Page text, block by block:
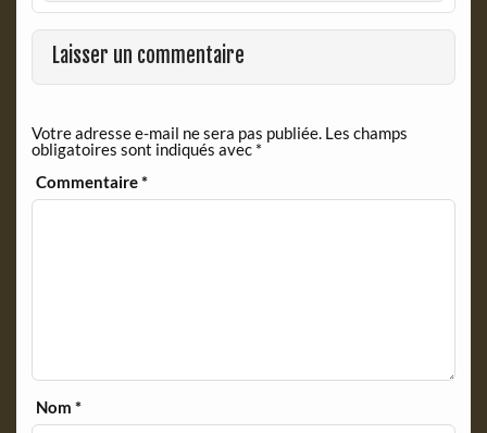
o
o
k
F
r
e
d
l
y
Laisser un commentaire
Votre adresse e-mail ne sera pas publiée. Les champs
obligatoires sont indiqués avec *
Commentaire*
Nom*